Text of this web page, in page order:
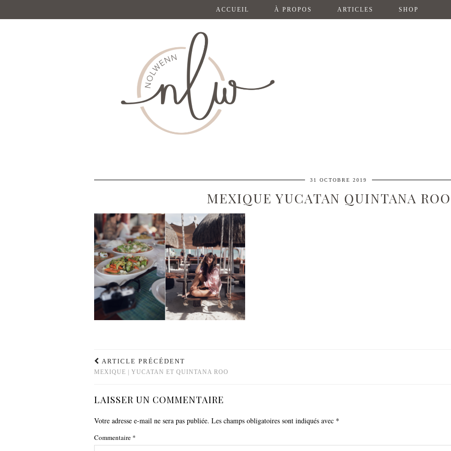
ACCUEIL À PROPOS ARTICLES SHOP
31 OCTOBRE 2019
MEXIQUE YUCATAN QUINTANA
ARTICLE PRÉCÉDENT
MEXIQUE | YUCATAN ET QUINTANA ROO
LAISSER UN COMMENTAIRE
Votre adresse e-mail ne sera pas publiée. Les champs obligatoires sont indiqués avec *
Commentaire *